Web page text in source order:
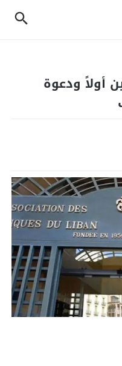
أولاً ودعوة